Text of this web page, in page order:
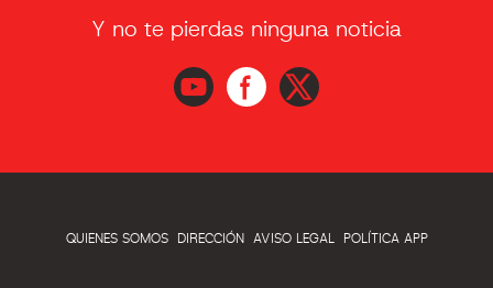
Y no te pierdas ninguna noticia
QUIENES SOMOS DIRECCIÓN AVISO LEGAL POLÍTICA APP